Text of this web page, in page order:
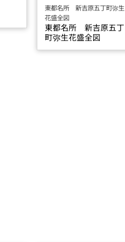
東都名所 新吉原五丁町弥生
花盛全図
東都名所 新吉原五丁
町弥生花盛全図